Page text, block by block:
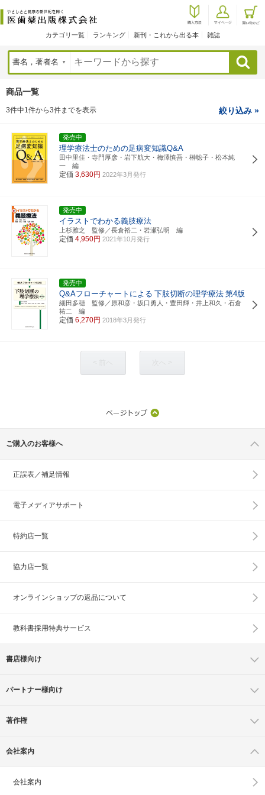
カテゴリ一覧 ランキング 新刊・これから出る本 雑誌
検索
商品一覧
3件中1件から3件までを表示 絞り込み »
発売中
理学療法士のための足病変知識Q&A
田中里佳・寺門厚彦・岩下航大・梅澤慎吾・榊聡子・松本純
一 編
定価 3,630円 2022年3月発行
発売中
イラストでわかる義肢療法
上杉雅之 監修／長倉裕二・岩瀬弘明 編
定価 4,950円 2021年10月発行
発売中
Q&Aフローチャートによる 下肢切断の理学療法 第4版
細田多穂 監修／原和彦・坂口勇人・豊田輝・井上和久・石倉
祐二 編
定価 6,270円 2018年3月発行
ご購入のお客様へ
正誤表／補足情報
電子メディアサポート
特約店一覧
協力店一覧
オンラインショップの返品について
教科書採用特典サービス
書店様向け
パートナー様向け
著作権
会社案内
会社案内